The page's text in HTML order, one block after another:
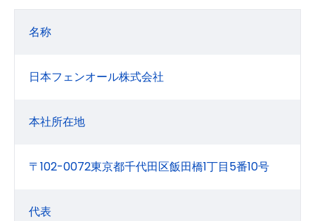
名称
日本フェンオール株式会社
本社所在地
〒102-0072東京都千代田区飯田橋1丁目5番10号
代表